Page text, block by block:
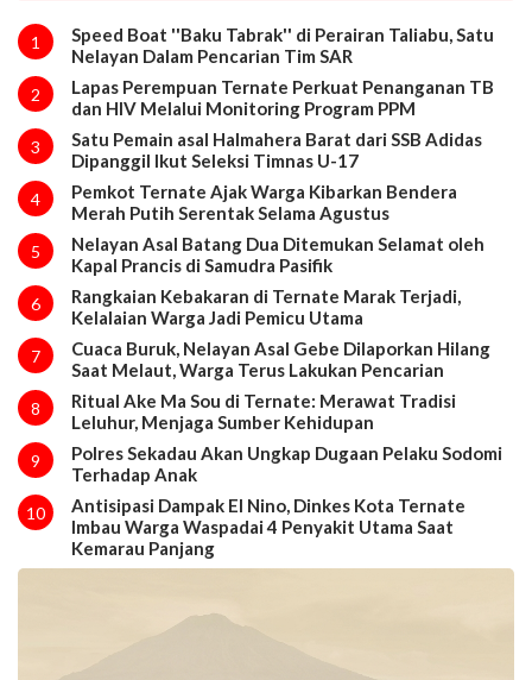
1
Speed Boat ''Baku Tabrak'' di Perairan Taliabu, Satu
Nelayan Dalam Pencarian Tim SAR
2
Lapas Perempuan Ternate Perkuat Penanganan TB
dan HIV Melalui Monitoring Program PPM
3
Satu Pemain asal Halmahera Barat dari SSB Adidas
Dipanggil Ikut Seleksi Timnas U-17
4
Pemkot Ternate Ajak Warga Kibarkan Bendera
Merah Putih Serentak Selama Agustus
5
Nelayan Asal Batang Dua Ditemukan Selamat oleh
Kapal Prancis di Samudra Pasifik
6
Rangkaian Kebakaran di Ternate Marak Terjadi,
Kelalaian Warga Jadi Pemicu Utama
7
Cuaca Buruk, Nelayan Asal Gebe Dilaporkan Hilang
Saat Melaut, Warga Terus Lakukan Pencarian
8
Ritual Ake Ma Sou di Ternate: Merawat Tradisi
Leluhur, Menjaga Sumber Kehidupan
9
Polres Sekadau Akan Ungkap Dugaan Pelaku Sodomi
Terhadap Anak
10
Antisipasi Dampak El Nino, Dinkes Kota Ternate
Imbau Warga Waspadai 4 Penyakit Utama Saat
Kemarau Panjang